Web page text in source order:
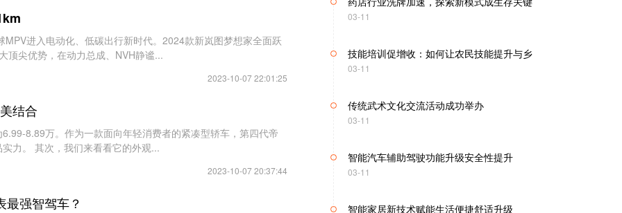
进入电动化、低碳出行新时代。2024款新岚图梦想家全面跃
顶尖优势，在动力总成、NVH静谧...
2023-10-07 22:01:25
结合
8.89万。作为一款面向年轻消费者的紧凑型轿车，第四代帝
力。 其次，我们来看看它的外观...
2023-10-07 20:37:44
强智驾车？
技能培训促增收：如何让农民技能提升与乡
传统武术文化交流活动成功举办
智能汽车辅助驾驶功能升级安全性提升
智能家居新技术赋能生活便捷舒适升级